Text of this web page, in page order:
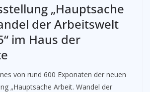
„Hauptsache
der Arbeitswelt
im Haus der
von rund 600 Exponaten der neuen
„Hauptsache Arbeit. Wandel der